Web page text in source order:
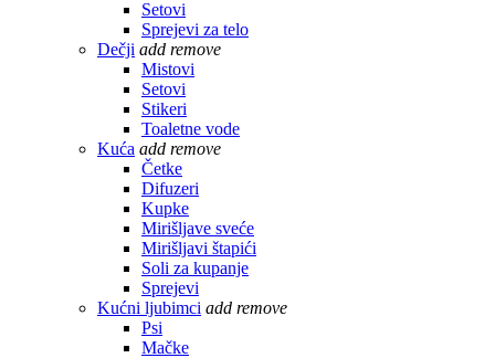
Setovi
Sprejevi za telo
Dečji add remove
Mistovi
Setovi
Stikeri
Toaletne vode
Kuća add remove
Četke
Difuzeri
Kupke
Mirišljave sveće
Mirišljavi štapići
Soli za kupanje
Sprejevi
Kućni ljubimci add remove
Psi
Mačke